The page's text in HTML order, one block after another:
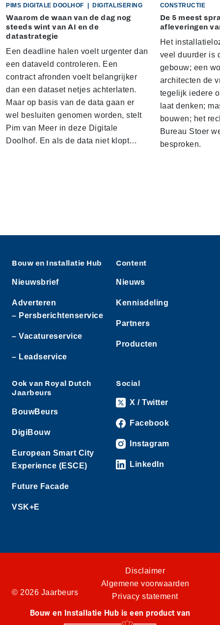
PIMS DIGITALE DOOLHOF | DIGITALISERING
Waarom de waan van de dag nog
steeds wint van AI en de
datastrategie
Een deadline halen voelt urgenter dan
een dataveld controleren. Een
contract afronden voelt belangrijker
dan een dataset netjes achterlaten.
Maar op basis van de data gaan er
wel besluiten genomen worden, stelt
Pim van Meer in deze Digitale
Doolhof. En als de data niet klopt…
CONSTRUCTIE
De 5 meest
afleveringen
Het
veel duurder is
gebouw; een
architecten de
tegelijk iedere
laat denken;
bouwen; het
Bureau Stoer
besproken.
Bouw en Installatie Hub
Nieuwsbrief
Adverteren
– Persberichtenservice
– Vacatureservice
– Leadservice
Content
Nieuws
Kennisdeling
Partners
Producten
Ook van Royal Dutch
Jaarbeurs
BouwBeurs
DigiBouw
European Smart City
Experience (ESCE)
Future Facade
VSK+E
Social
X / Twitter
Facebook
Instagram
LinkedIn
© 2026 Jaarbeurs
Disclaimer
Algemene voorwaarden
Privacy statement
Bouw en Installatie Hub is een product van